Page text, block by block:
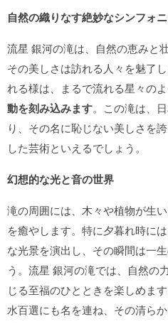
自然の織りなす絶妙なシンフォ
流星 銀河の滝は、自然の恵みと
その美しさは訪れる人々を魅了
れる様は、まるで流れる星々の
動を刻み込みます。この滝は、
り、その名に恥じない美しさを
した芸術といえるでしょう。
幻想的な光と音の世界
滝の周囲には、木々や植物が生
を癒やします。特に夕暮れ時に
な光景を演出し、その瞬間は一
う。流星 銀河の滝では、自然の
じる至福のひとときを楽しめま
水百選にも名を連ね、その清ら